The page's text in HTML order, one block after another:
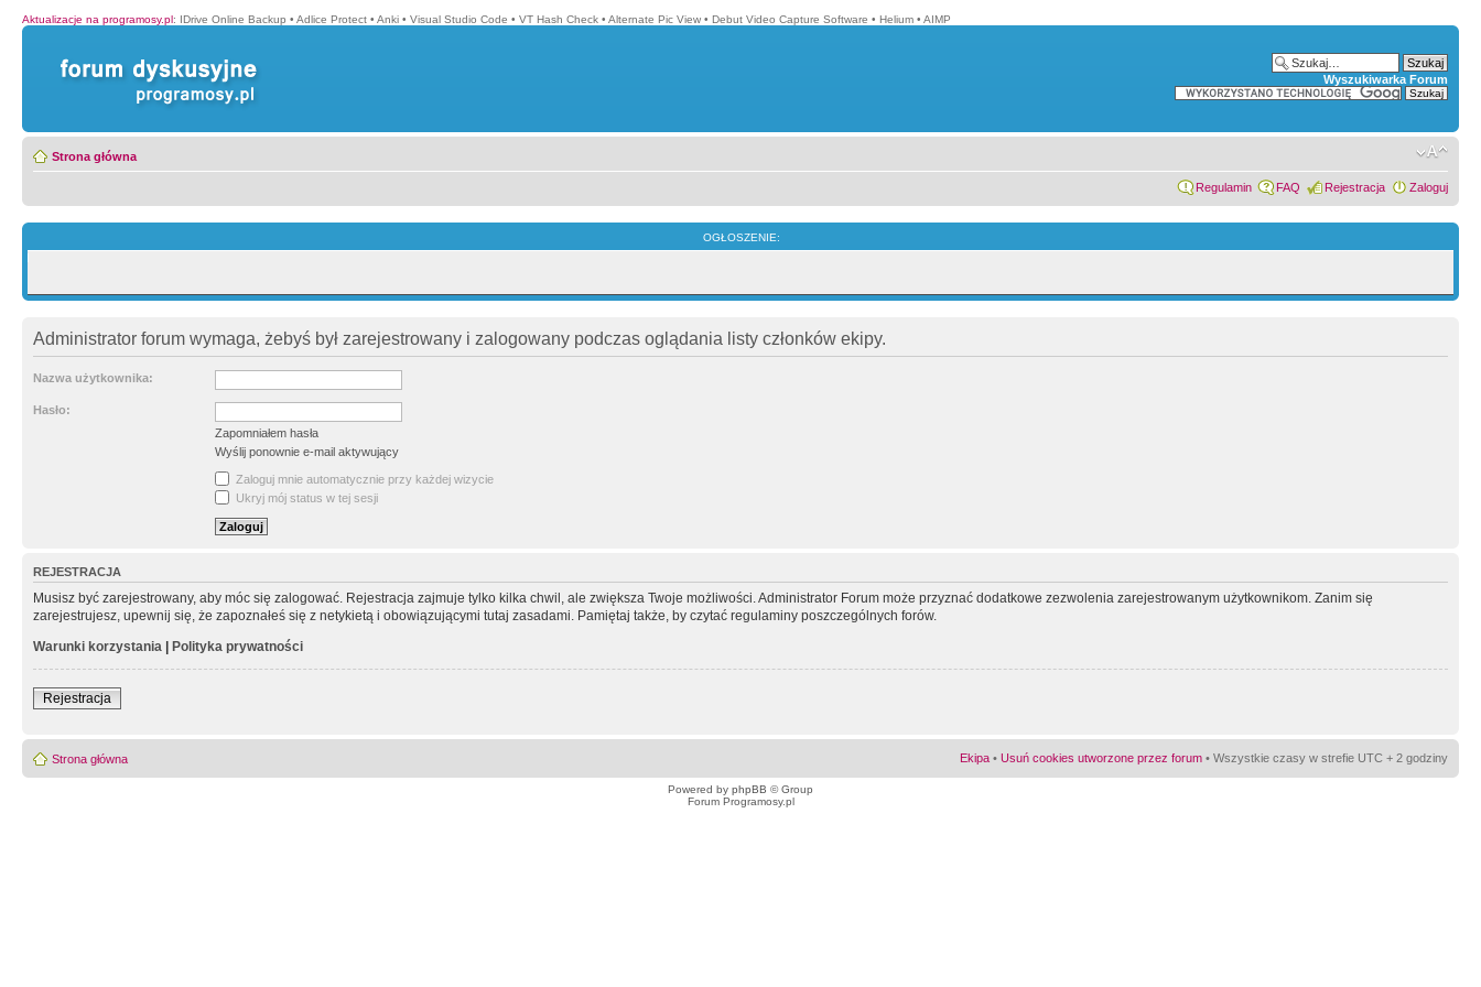
Aktualizacje na programosy.pl: IDrive Online Backup • Adlice Protect • Anki • Visual Studio Code • VT Hash Check • Alternate Pic View • Debut Video Capture Software • Helium • AIMP
Wyszukiwarka Forum
Strona główna
Regulamin FAQ Rejestracja Zaloguj
OGŁOSZENIE:
Administrator forum wymaga, żebyś był zarejestrowany i zalogowany podczas oglądania listy członków ekipy.
Nazwa użytkownika:
Hasło:
Zapomniałem hasła
Wyślij ponownie e-mail aktywujący
Zaloguj mnie automatycznie przy każdej wizycie
Ukryj mój status w tej sesji
REJESTRACJA
Musisz być zarejestrowany, aby móc się zalogować. Rejestracja zajmuje tylko kilka chwil, ale zwiększa Twoje możliwości. Administrator Forum może przyznać dodatkowe zezwolenia zarejestrowanym użytkownikom. Zanim się
zarejestrujesz, upewnij się, że zapoznałeś się z netykietą i obowiązującymi tutaj zasadami. Pamiętaj także, by czytać regulaminy poszczególnych forów.
Warunki korzystania | Polityka prywatności
Rejestracja
Strona główna Ekipa • Usuń cookies utworzone przez forum • Wszystkie czasy w strefie UTC + 2 godziny
Powered by phpBB © Group
Forum Programosy.pl